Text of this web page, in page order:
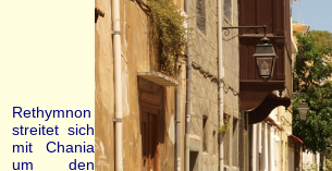
Rethymnon
streitet sich
mit Chania
um den